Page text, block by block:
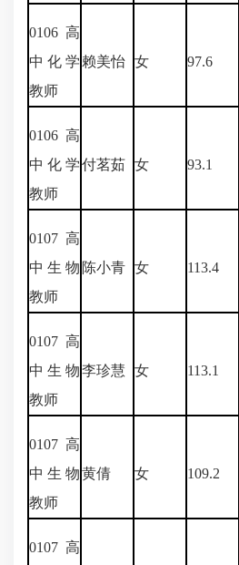
0106 高
中化学
教师
赖美怡 女 97.6
0106 高
中化学
教师
付茗茹 女 93.1
0107 高
中生物
教师
陈小青 女 113.4
0107 高
中生物
教师
李珍慧 女 113.1
0107 高
中生物
教师
黄倩 女 109.2
0107 高